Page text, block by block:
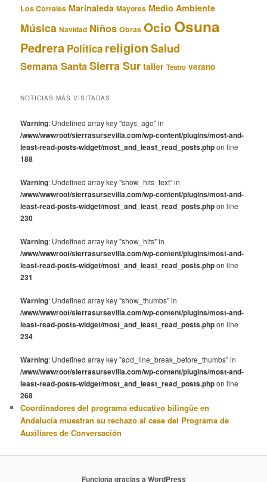
Los Corrales Marinaleda Mayores Medio Ambiente
Música Navidad Niños Obras Ocio Osuna
Pedrera Política religionSalud
Semana SantaSierra Sur taller Teatro verano
NOTICIAS MÁS VISITADAS
Warning: Undefined array key "days_ago" in
/www/wwwroot/sierrasursevilla.com/wp-content/plugins/most-and-
least-read-posts-widget/most_and_least_read_posts.phpon line
188
Warning: Undefined array key "show_hits_text" in
/www/wwwroot/sierrasursevilla.com/wp-content/plugins/most-and-
least-read-posts-widget/most_and_least_read_posts.phpon line
230
Warning: Undefined array key "show_hits" in
/www/wwwroot/sierrasursevilla.com/wp-content/plugins/most-and-
least-read-posts-widget/most_and_least_read_posts.phpon line
231
Warning: Undefined array key "show_thumbs" in
/www/wwwroot/sierrasursevilla.com/wp-content/plugins/most-and-
least-read-posts-widget/most_and_least_read_posts.phpon line
234
Warning: Undefined array key "add_line_break_before_thumbs" in
/www/wwwroot/sierrasursevilla.com/wp-content/plugins/most-and-
least-read-posts-widget/most_and_least_read_posts.phpon line
268
Coordinadores del programa educativo bilingüe en
Andalucía muestran su rechazo al cese del Programa de
Auxiliares de Conversación
Funciona gracias a WordPress